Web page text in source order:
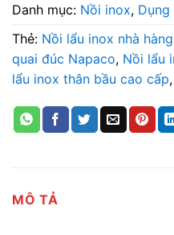
Danh mục: Nồi inox, Dụng
Thẻ: Nồi lẩu inox nhà
quai đúc Napaco, Nồi lẩu
lẩu inox thân bầu cao cấp,
MÔ TẢ